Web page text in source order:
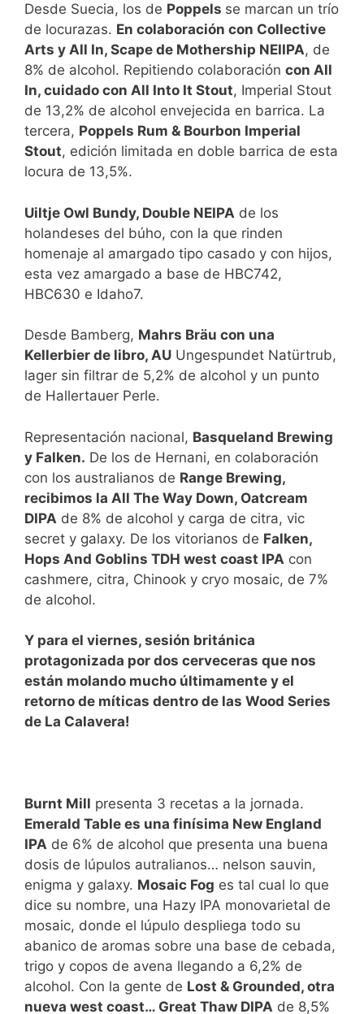
Desde Suecia, los de Poppels se marcan un trío
de locurazas. En colaboración con Collective
Arts y All In, Scape de Mothership NEIIPA, de
8% de alcohol. Repitiendo colaboración con All
In, cuidado con All Into It Stout, Imperial Stout
de 13,2% de alcohol envejecida en barrica. La
tercera, Poppels Rum & Bourbon Imperial
Stout, edición limitada en doble barrica de esta
locura de 13,5%.
Uiltje Owl Bundy, Double NEIPA de los
holandeses del búho, con la que rinden
homenaje al amargado tipo casado y con hijos,
esta vez amargado a base de HBC742,
HBC630 e Idaho7.
Desde Bamberg, Mahrs Bräu con una
Kellerbier de libro, AU Ungespundet Natürtrub,
lager sin filtrar de 5,2% de alcohol y un punto
de Hallertauer Perle.
Representación nacional, Basqueland Brewing
y Falken. De los de Hernani, en colaboración
con los australianos de Range Brewing,
recibimos la All The Way Down, Oatcream
DIPA de 8% de alcohol y carga de citra, vic
secret y galaxy. De los vitorianos de Falken,
Hops And Goblins TDH west coast IPA con
cashmere, citra, Chinook y cryo mosaic, de 7%
de alcohol.
Y para el viernes, sesión británica
protagonizada por dos cerveceras que nos
están molando mucho últimamente y el
retorno de míticas dentro de las Wood Series
de La Calavera!
Burnt Mill presenta 3 recetas a la jornada.
Emerald Table es una finísima New England
IPA de 6% de alcohol que presenta una buena
dosis de lúpulos autralianos… nelson sauvin,
enigma y galaxy. Mosaic Fog es tal cual lo que
dice su nombre, una Hazy IPA monovarietal de
mosaic, donde el lúpulo despliega todo su
abanico de aromas sobre una base de cebada,
trigo y copos de avena llegando a 6,2% de
alcohol. Con la gente de Lost & Grounded, otra
nueva west coast… Great Thaw DIPA de 8,5%